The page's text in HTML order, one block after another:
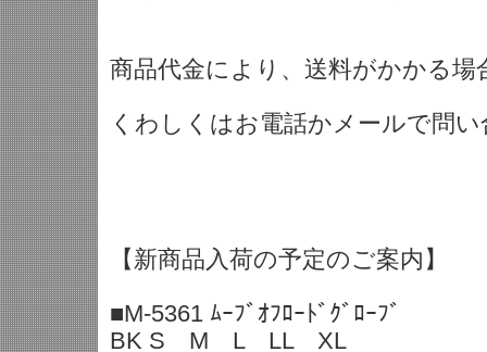
商品代金により、送料がかかる場
くわしくはお電話かメールで問
【新商品入荷の予定のご案内】
■M-5361 ﾑｰﾌﾞｵﾌﾛｰﾄﾞｸﾞﾛｰﾌﾞ
BK S M L LL XL